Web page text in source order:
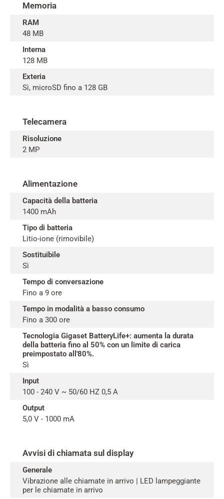
Memoria
RAM
48 MB
Interna
128 MB
Exteria
Sì, microSD fino a 128 GB
Telecamera
Risoluzione
2 MP
Alimentazione
Capacità della batteria
1400 mAh
Tipo di batteria
Litio-ione (rimovibile)
Sostituibile
Sì
Tempo di conversazione
Fino a 9 ore
Tempo in modalità a basso consumo
Fino a 300 ore
Tecnologia Gigaset BatteryLife+: aumenta la durata
della batteria fino al 50% con un limite di carica
preimpostato all'80%.
Sì
Input
100 - 240 V ~ 50/60 HZ 0,5 A
Output
5,0 V - 1000 mA
Avvisi di chiamata sul display
Generale
Vibrazione alle chiamate in arrivo | LED lampeggiante
per le chiamate in arrivo